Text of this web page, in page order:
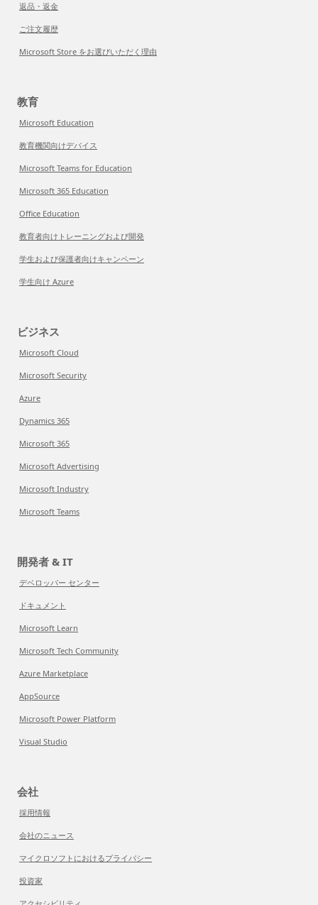
返品・返金
ご注文履歴
Microsoft Store をお選びいただく理由
教育
Microsoft Education
教育機関向けデバイス
Microsoft Teams for Education
Microsoft 365 Education
Office Education
教育者向けトレーニングおよび開発
学生および保護者向けキャンペーン
学生向け Azure
ビジネス
Microsoft Cloud
Microsoft Security
Azure
Dynamics 365
Microsoft 365
Microsoft Advertising
Microsoft Industry
Microsoft Teams
開発者 & IT
デベロッパー センター
ドキュメント
Microsoft Learn
Microsoft Tech Community
Azure Marketplace
AppSource
Microsoft Power Platform
Visual Studio
会社
採用情報
会社のニュース
マイクロソフトにおけるプライバシー
投資家